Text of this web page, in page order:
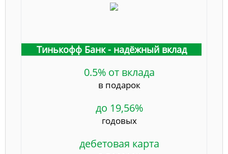
Тинькофф Банк - надёжный вклад
0.5% от вклада
в подарок
до 19,56%
годовых
дебетовая карта